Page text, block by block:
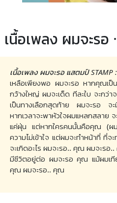
เนื้อเพลง ผมจะรอ ·
เนื้อเพลง ผมจะรอ แสตมป์ STAMP :
เหลือเพียงพอ ผมจะรอ หากคุณเป็
กว้างใหญ่ ผมจะเด็ด ทีละใบ จะกว่
เป็นทางเลือกสุดท้าย ผมจะรอ จะ
หากเวลาจะพาหัวใจผมแหลกสลาย
แค่ฝุ่น แต่หากใครคนนั้นคือคุณ (ผ
ความไม่เข้าใจ แต่ผมจะทำหน้าที่ ที่จ
จะเกิดอะไร ผมจะรอ.. คุณ ผมจะร
มีชีวิตอยู่ต่อ ผมจะรอ คุณ แม้ผมเที
คุณ ผมจะรอ.. คุณ